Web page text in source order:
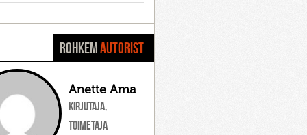
ROHKEMAUTORIST
Anette Ama
Kirjutaja,
toimetaja